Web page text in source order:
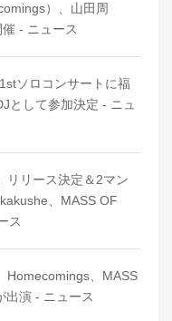
）、山田周
- ニュース
ソロコンサートに福
として参加決定 - ニュ
リリース決定＆2マン
、MASS OF
ス
Homecomings、MASS
出演 - ニュース